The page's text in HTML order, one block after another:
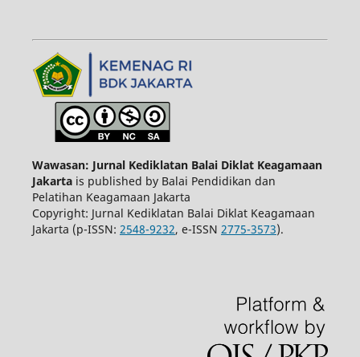
Wawasan: Jurnal Kediklatan Balai Diklat Keagamaan
Jakartais published by Balai Pendidikan dan
Pelatihan Keagamaan Jakarta
Copyright: Jurnal Kediklatan Balai Diklat Keagamaan
Jakarta (p-ISSN: 2548-9232, e-ISSN 2775-3573).